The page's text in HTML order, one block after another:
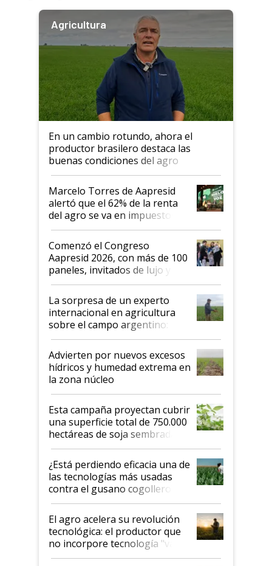
Agricultura
En un cambio rotundo, ahora el
productor brasilero destaca las
buenas condiciones del agro
argentino para invertir: "Los veo
más motivados"
Marcelo Torres de Aapresid
alertó que el 62% de la renta
del agro se va en impuestos:
"No es bueno que en
Argentina se sigan discutiendo
las mismas cosas de hace 50
años"
Comenzó el Congreso
Aapresid 2026, con más de 100
paneles, invitados de lujo y
todas las tendencias
La sorpresa de un experto
internacional en agricultura
sobre el campo argentino:
"Estoy muy impresionado"
Advierten por nuevos excesos
hídricos y humedad extrema en
la zona núcleo
Esta campaña proyectan cubrir
una superficie total de 750.000
hectáreas de soja sembradas
con una nueva generación de
variedades que marcan un
salto tecnológico en genética y
rendimiento
¿Está perdiendo eficacia una de
las tecnologías más usadas
contra el gusano cogollero? El
desafío de una tecnología clave
El agro acelera su revolución
tecnológica: el productor que
no incorpore tecnología "va a
perder el tren"